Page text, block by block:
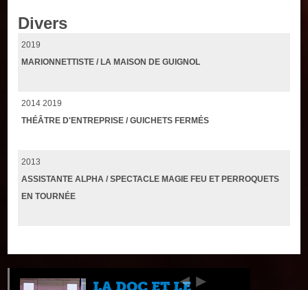
Divers
2019
MARIONNETTISTE / LA MAISON DE GUIGNOL
2014 2019
THÉÂTRE D'ENTREPRISE / GUICHETS FERMÉS
2013
ASSISTANTE ALPHA / SPECTACLE MAGIE FEU ET PERROQUETS
EN TOURNÉE